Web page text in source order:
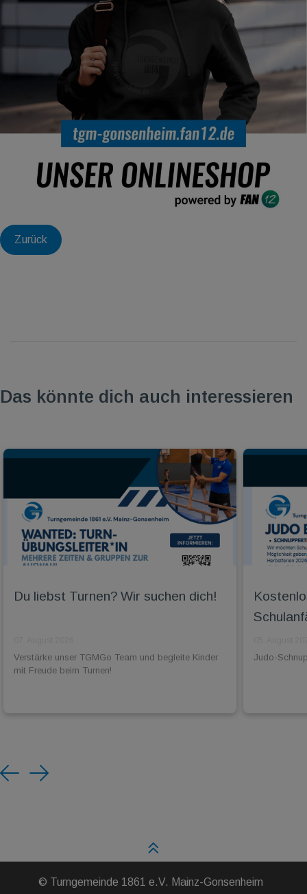
Zurück
Das könnte dich auch interessieren
Du liebst Turnen? Wir suchen dich!
Verstärke unser TGMGo Team und begleite Kinder
mit Freude beim Turnen!
Judo-
Previous
Next
© Turngemeinde 1861 e.V. Mainz-Gonsenheim